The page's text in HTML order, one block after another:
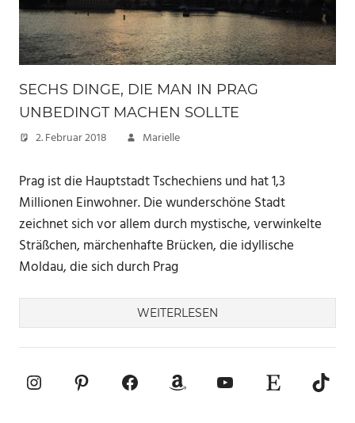
SECHS DINGE, DIE MAN IN PRAG
UNBEDINGT MACHEN SOLLTE
2. Februar 2018 Marielle
Prag ist die Hauptstadt Tschechiens und hat 1,3
Millionen Einwohner. Die wunderschöne Stadt
zeichnet sich vor allem durch mystische, verwinkelte
Sträßchen, märchenhafte Brücken, die idyllische
Moldau, die sich durch Prag
WEITERLESEN
InstagramPinterestFacebookAmazonYouTube
Etsy-Shop